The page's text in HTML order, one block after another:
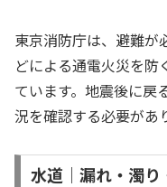
東京消防庁は、避難が
どによる通電火災を防
ています。地震後に戻
況を確認する必要があ
水道｜漏れ・濁り